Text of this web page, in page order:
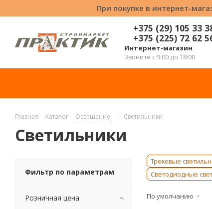
При покупке в интернет-
+375 (29) 105 33
+375 (225) 72 62
Интернет-магазин
Звоните с 9:00 до 18:00
Главная - Каталог - Освещение - Светильники
Светильники
Трековые
Светодиодные
По умолчанию
Фильтр по параметрам
Розничная цена